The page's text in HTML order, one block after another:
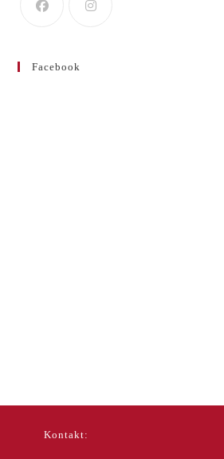
Facebook
Kontakt: